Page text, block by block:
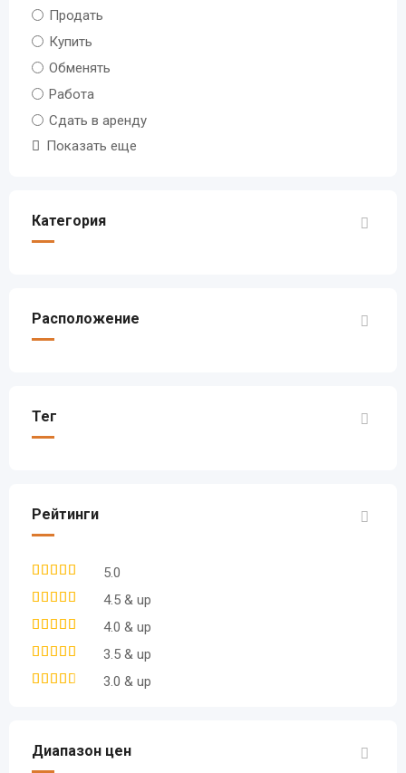
Продать
Купить
Обменять
Работа
Сдать в аренду
Показать еще
Категория
Расположение
Тег
Рейтинги
5.0
4.5 & up
4.0 & up
3.5 & up
3.0 & up
Диапазон цен